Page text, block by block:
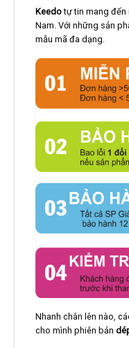
Keedotự tin mang đến
Nam. Với những sản
mẫu mã đa dạng.
Nhanh chân lên nào,
cho mình phiên bản